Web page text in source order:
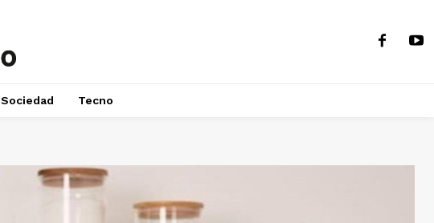
Sociedad Tecno